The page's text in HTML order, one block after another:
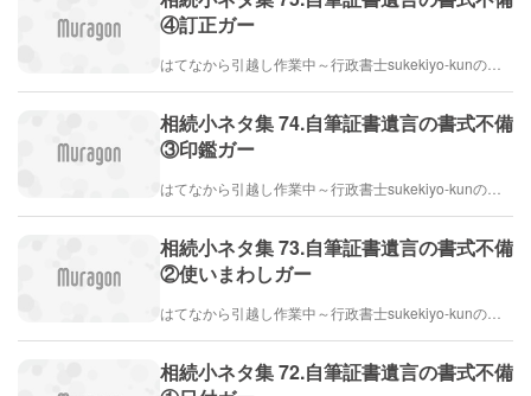
④訂正ガー
相続小ネタ集 74.自筆証書遺言の書式不備
③印鑑ガー
相続小ネタ集 73.自筆証書遺言の書式不備
②使いまわしガー
はてなから引越し作業中～行政書士sukekiyo-kunの家族法など（仮）
相続小ネタ集 72.自筆証書遺言の書式不備